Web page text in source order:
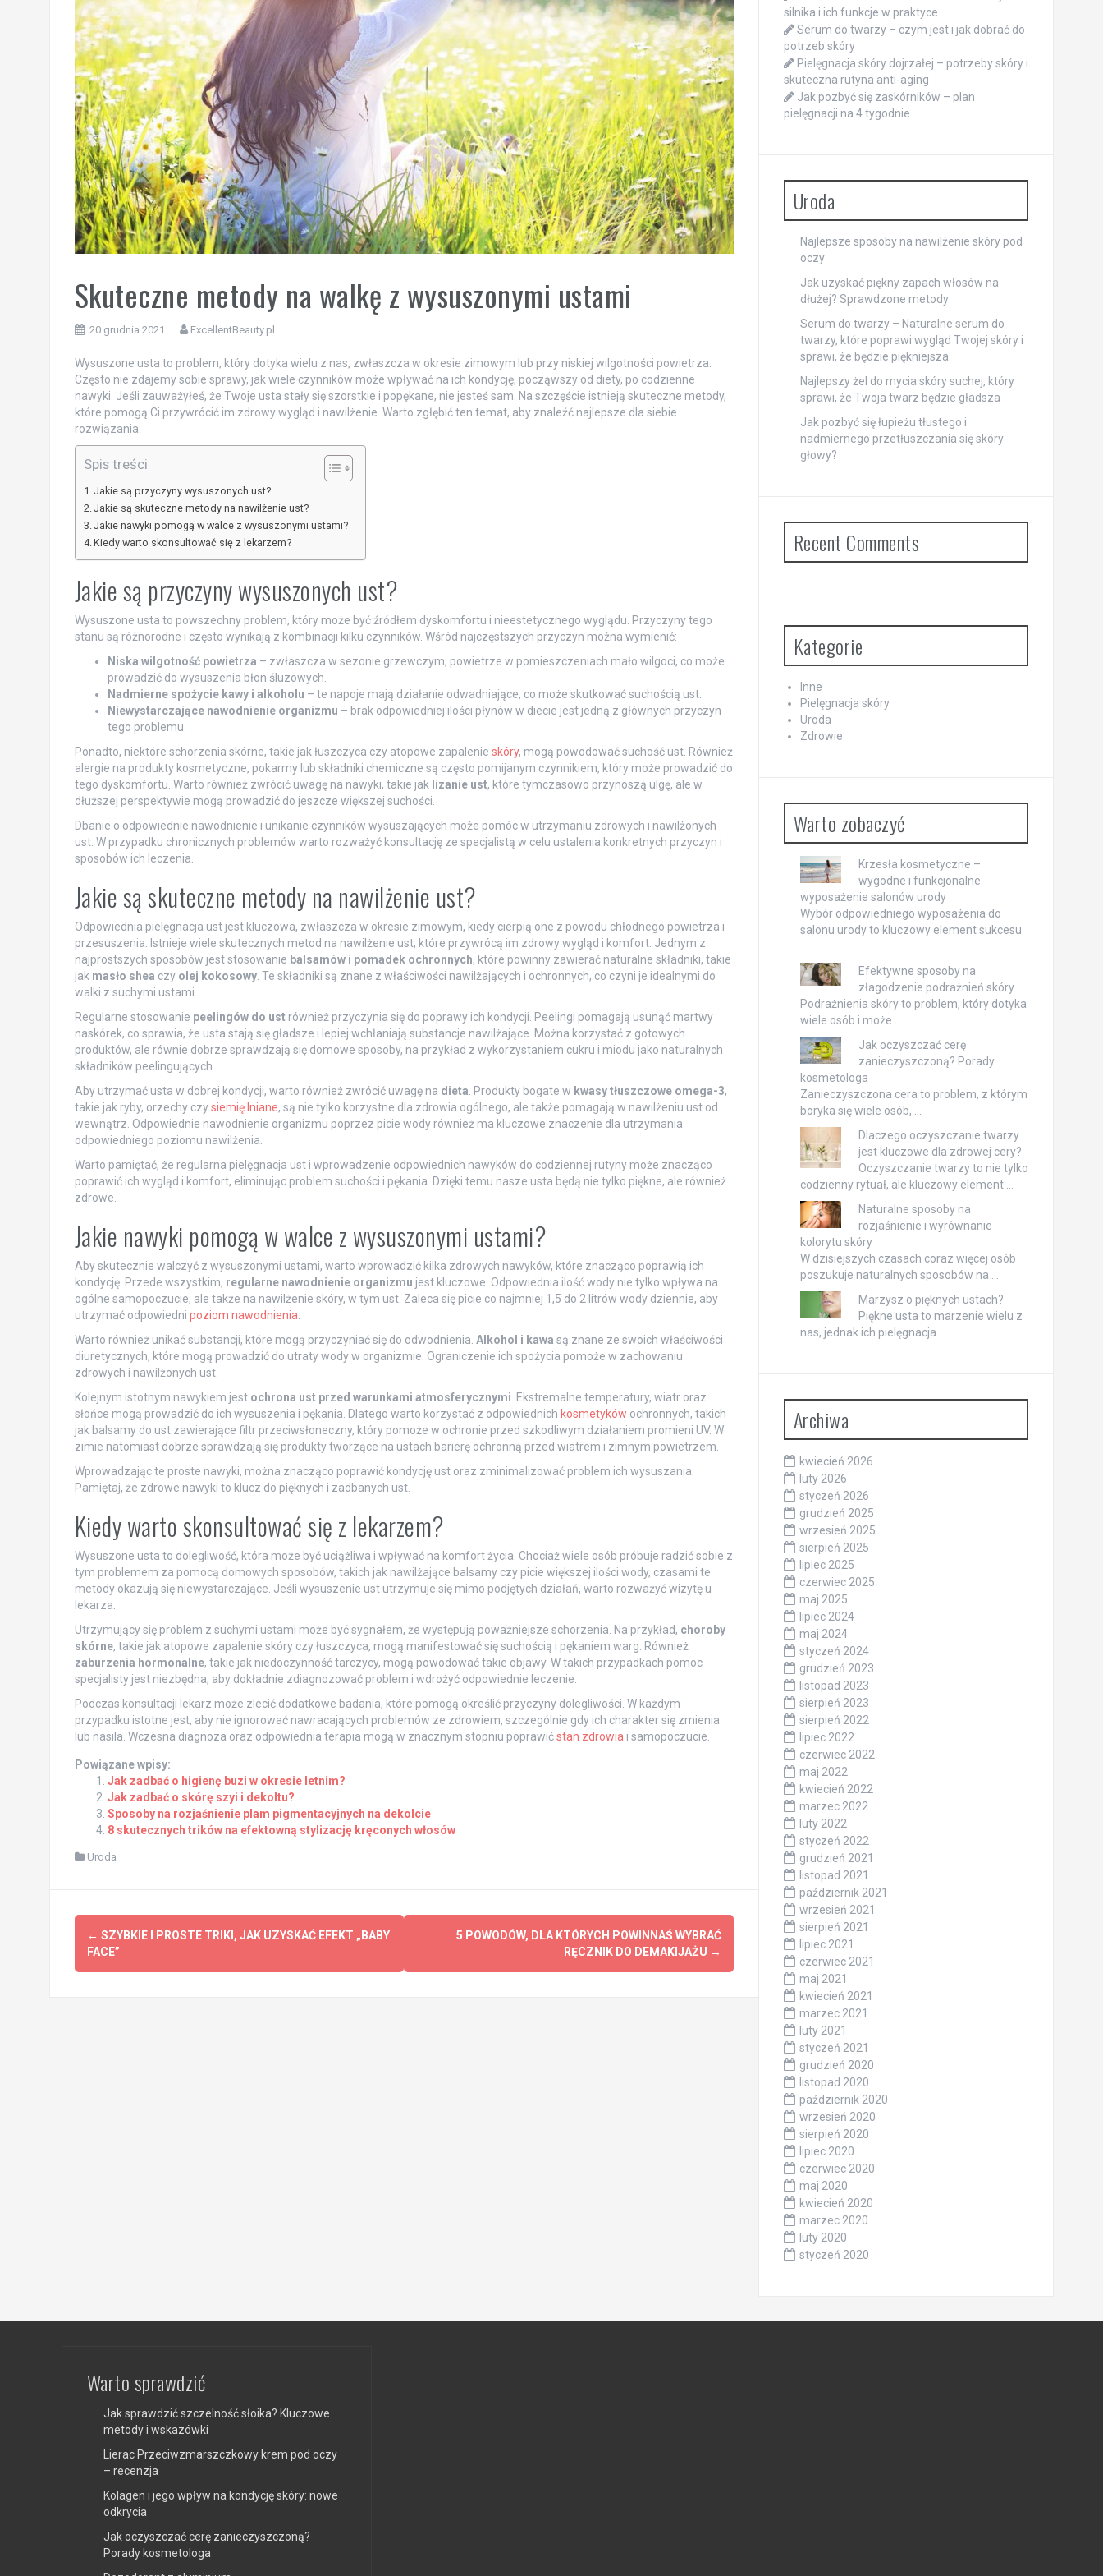
Skuteczne metody na walkę z wysuszonymi ustami
20 grudnia 2021 ExcellentBeauty.pl
Wysuszone usta to problem, który dotyka wielu z nas, zwłaszcza w okresie zimowym lub przy niskiej wilgotności powietrza.
Często nie zdajemy sobie sprawy, jak wiele czynników może wpływać na ich kondycję, począwszy od diety, po codzienne
nawyki. Jeśli zauważyłeś, że Twoje usta stały się szorstkie i popękane, nie jesteś sam. Na szczęście istnieją skuteczne metody,
które pomogą Ci przywrócić im zdrowy wygląd i nawilżenie. Warto zgłębić ten temat, aby znaleźć najlepsze dla siebie
rozwiązania.
Spis treści
Jakie są przyczyny wysuszonych ust?
Jakie są skuteczne metody na nawilżenie ust?
Jakie nawyki pomogą w walce z wysuszonymi ustami?
Kiedy warto skonsultować się z lekarzem?
Jakie są przyczyny wysuszonych ust?
Wysuszone usta to powszechny problem, który może być źródłem dyskomfortu i nieestetycznego wyglądu. Przyczyny tego
stanu są różnorodne i często wynikają z kombinacji kilku czynników. Wśród najczęstszych przyczyn można wymienić:
Niska wilgotność powietrza – zwłaszcza w sezonie grzewczym, powietrze w pomieszczeniach mało wilgoci, co może
prowadzić do wysuszenia błon śluzowych.
Nadmierne spożycie kawy i alkoholu – te napoje mają działanie odwadniające, co może skutkować suchością ust.
Niewystarczające nawodnienie organizmu – brak odpowiedniej ilości płynów w diecie jest jedną z głównych przyczyn
tego problemu.
Ponadto, niektóre schorzenia skórne, takie jak łuszczyca czy atopowe zapalenie skóry, mogą powodować suchość ust. Również
alergie na produkty kosmetyczne, pokarmy lub składniki chemiczne są często pomijanym czynnikiem, który może prowadzić do
tego dyskomfortu. Warto również zwrócić uwagę na nawyki, takie jak lizanie ust, które tymczasowo przynoszą ulgę, ale w
dłuższej perspektywie mogą prowadzić do jeszcze większej suchości.
Dbanie o odpowiednie nawodnienie i unikanie czynników wysuszających może pomóc w utrzymaniu zdrowych i nawilżonych
ust. W przypadku chronicznych problemów warto rozważyć konsultację ze specjalistą w celu ustalenia konkretnych przyczyn i
sposobów ich leczenia.
Jakie są skuteczne metody na nawilżenie ust?
Odpowiednia pielęgnacja ust jest kluczowa, zwłaszcza w okresie zimowym, kiedy cierpią one z powodu chłodnego powietrza i
przesuszenia. Istnieje wiele skutecznych metod na nawilżenie ust, które przywrócą im zdrowy wygląd i komfort. Jednym z
najprostszych sposobów jest stosowanie balsamów i pomadek ochronnych, które powinny zawierać naturalne składniki, takie
jak masło shea czy olej kokosowy. Te składniki są znane z właściwości nawilżających i ochronnych, co czyni je idealnymi do
walki z suchymi ustami.
Regularne stosowanie peelingów do ustrównież przyczynia się do poprawy ich kondycji. Peelingi pomagają usunąć martwy
naskórek, co sprawia, że usta stają się gładsze i lepiej wchłaniają substancje nawilżające. Można korzystać z gotowych
produktów, ale równie dobrze sprawdzają się domowe sposoby, na przykład z wykorzystaniem cukru i miodu jako naturalnych
składników peelingujących.
Aby utrzymać usta w dobrej kondycji, warto również zwrócić uwagę na dieta . Produkty bogate w kwasy tłuszczowe omega-3,
takie jak ryby, orzechy czysiemię lniane, są nie tylko korzystne dla zdrowia ogólnego, ale także pomagają w nawilżeniu ust od
wewnątrz. Odpowiednie nawodnienie organizmu poprzez picie wody również ma kluczowe znaczenie dla utrzymania
odpowiedniego poziomu nawilżenia.
Warto pamiętać, że regularna pielęgnacja ust i wprowadzenie odpowiednich nawyków do codziennej rutyny może znacząco
poprawić ich wygląd i komfort, eliminując problem suchości i pękania. Dzięki temu nasze usta będą nie tylko piękne, ale również
zdrowe.
Jakie nawyki pomogą w walce z wysuszonymi ustami?
Aby skutecznie walczyć z wysuszonymi ustami, warto wprowadzić kilka zdrowych nawyków, które znacząco poprawią ich
kondycję. Przede wszystkim, regularne nawodnienie organizmu jest kluczowe. Odpowiednia ilość wody nie tylko wpływa na
ogólne samopoczucie, ale także na nawilżenie skóry, w tym ust. Zaleca się picie co najmniej 1,5 do 2 litrów wody dziennie, aby
utrzymać odpowiedni poziom nawodnienia
Warto również unikać substancji, które mogą przyczyniać się do odwodnienia. Alkohol i kawa są znane ze swoich właściwości
diuretycznych, które mogą prowadzić do utraty wody w organizmie. Ograniczenie ich spożycia pomoże w zachowaniu
zdrowych i nawilżonych ust.
Kolejnym istotnym nawykiem jest ochrona ust przed warunkami atmosferycznymi . Ekstremalne temperatury, wiatr oraz
słońce mogą prowadzić do ich wysuszenia i pękania. Dlatego warto korzystać z odpowiednich kosmetyków ochronnych, takich
jak balsamy do ust zawierające filtr przeciwsłoneczny, który pomoże w ochronie przed szkodliwym działaniem promieni UV. W
zimie natomiast dobrze sprawdzają się produkty tworzące na ustach barierę ochronną przed wiatrem i zimnym powietrzem.
Wprowadzając te proste nawyki, można znacząco poprawić kondycję ust oraz zminimalizować problem ich wysuszania.
Pamiętaj, że zdrowe nawyki to klucz do pięknych i zadbanych ust.
Kiedy warto skonsultować się z lekarzem?
Wysuszone usta to dolegliwość, która może być uciążliwa i wpływać na komfort życia. Chociaż wiele osób próbuje radzić sobie z
tym problemem za pomocą domowych sposobów, takich jak nawilżające balsamy czy picie większej ilości wody, czasami te
metody okazują się niewystarczające. Jeśli wysuszenie ust utrzymuje się mimo podjętych działań, warto rozważyć wizytę u
lekarza.
Utrzymujący się problem z suchymi ustami może być sygnałem, że występują poważniejsze schorzenia. Na przykład, choroby
skórne, takie jak atopowe zapalenie skóry czy łuszczyca, mogą manifestować się suchością i pękaniem warg. Również
zaburzenia hormonalne, takie jak niedoczynność tarczycy, mogą powodować takie objawy. W takich przypadkach pomoc
specjalisty jest niezbędna, aby dokładnie zdiagnozować problem i wdrożyć odpowiednie leczenie.
Podczas konsultacji lekarz może zlecić dodatkowe badania, które pomogą określić przyczyny dolegliwości. W każdym
przypadku istotne jest, aby nie ignorować nawracających problemów ze zdrowiem, szczególnie gdy ich charakter się zmienia
lub nasila. Wczesna diagnoza oraz odpowiednia terapia mogą w znacznym stopniu poprawićstan zdrowia i samopoczucie.
Powiązane wpisy:
Jak zadbać o higienę buzi w okresie letnim?
Jak zadbać o skórę szyi i dekoltu?
Sposoby na rozjaśnienie plam pigmentacyjnych na dekolcie
8 skutecznych trików na efektowną stylizację kręconych włosów
Uroda
Post
navigation
← SZYBKIE I PROSTE TRIKI, JAK UZYSKAĆ EFEKT „BABY
FACE”
5 POWODÓW, DLA KTÓRYCH POWINNAŚ WYBRAĆ
RĘCZNIK DO DEMAKIJAŻU →
silnika i ich funkcje w praktyce
Serum do twarzy – czym jest i jak dobrać do
potrzeb skóry
Pielęgnacja skóry dojrzałej – potrzeby skóry i
skuteczna rutyna anti-aging
Jak pozbyć się zaskórników – plan
pielęgnacji na 4 tygodnie
Uroda
Najlepsze sposoby na nawilżenie skóry pod
oczy
Jak uzyskać piękny zapach włosów na
dłużej? Sprawdzone metody
Serum do twarzy – Naturalne serum do
twarzy, które poprawi wygląd Twojej skóry i
sprawi, że będzie piękniejsza
Najlepszy żel do mycia skóry suchej, który
sprawi, że Twoja twarz będzie gładsza
Jak pozbyć się łupieżu tłustego i
nadmiernego przetłuszczania się skóry
głowy?
Recent Comments
Kategorie
Inne
Pielęgnacja skóry
Uroda
Zdrowie
Warto zobaczyć
Krzesła kosmetyczne –
wygodne i funkcjonalne
wyposażenie salonów urody
Wybór odpowiedniego wyposażenia do
salonu urody to kluczowy element sukcesu
Efektywne sposoby na
złagodzenie podrażnień skóry
Podrażnienia skóry to problem, który dotyka
wiele osób i może …
Jak oczyszczać cerę
zanieczyszczoną? Porady
kosmetologa
Zanieczyszczona cera to problem, z którym
boryka się wiele osób, …
Dlaczego oczyszczanie twarzy
jest kluczowe dla zdrowej cery?
Oczyszczanie twarzy to nie tylko
codzienny rytuał, ale kluczowy element …
Naturalne sposoby na
rozjaśnienie i wyrównanie
kolorytu skóry
W dzisiejszych czasach coraz więcej osób
poszukuje naturalnych sposobów na …
Marzysz o pięknych ustach?
Piękne usta to marzenie wielu z
nas, jednak ich pielęgnacja …
Archiwa
kwiecień 2026
luty 2026
styczeń 2026
grudzień 2025
wrzesień 2025
sierpień 2025
lipiec 2025
czerwiec 2025
maj 2025
lipiec 2024
maj 2024
styczeń 2024
grudzień 2023
listopad 2023
sierpień 2023
sierpień 2022
lipiec 2022
czerwiec 2022
maj 2022
kwiecień 2022
marzec 2022
luty 2022
styczeń 2022
grudzień 2021
listopad 2021
październik 2021
wrzesień 2021
sierpień 2021
lipiec 2021
czerwiec 2021
maj 2021
kwiecień 2021
marzec 2021
luty 2021
styczeń 2021
grudzień 2020
listopad 2020
październik 2020
wrzesień 2020
sierpień 2020
lipiec 2020
czerwiec 2020
maj 2020
kwiecień 2020
marzec 2020
luty 2020
styczeń 2020
Warto sprawdzić
Jak sprawdzić szczelność słoika? Kluczowe
metody i wskazówki
Lierac Przeciwzmarszczkowy krem pod oczy
– recenzja
Kolagen i jego wpływ na kondycję skóry: nowe
odkrycia
Jak oczyszczać cerę zanieczyszczoną?
Porady kosmetologa